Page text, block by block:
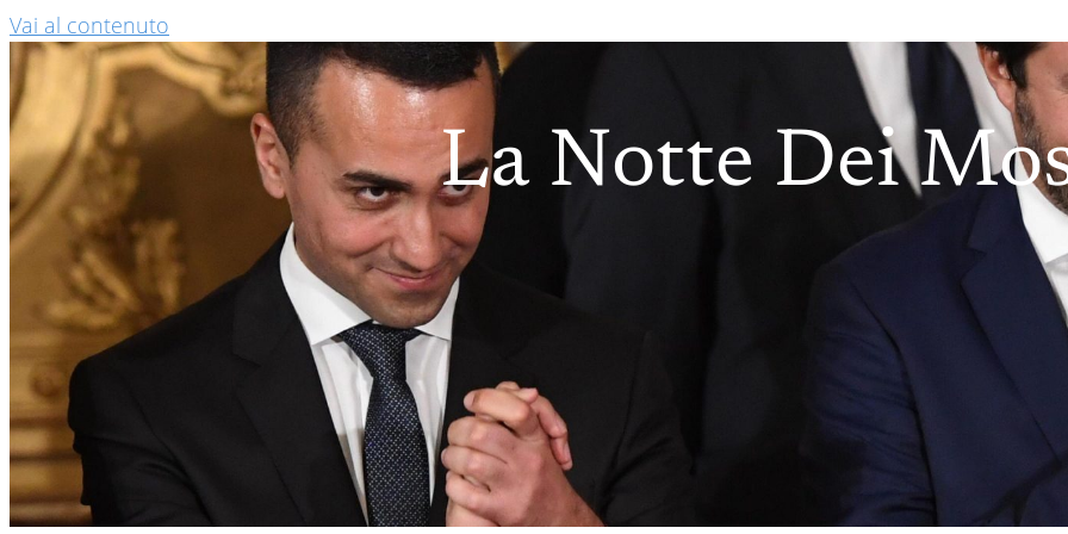
Vai al contenuto
La Notte Dei